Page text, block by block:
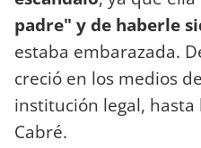
padre" y de haberle
estaba embarazada.
creció en los medios
institución legal,
Cabré.